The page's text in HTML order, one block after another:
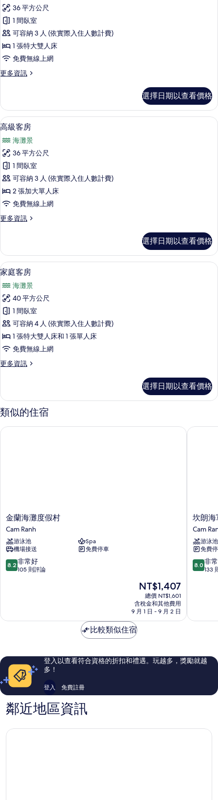
選
條
件
品
客
房
的
有
片
36 平方公尺
1 間臥室
可容納 3 人 (依實際入住人數計費)
1 張特大雙人床
免費無線上網
更多資訊
更
客
房
的
情
選擇日期以查看價格
顯
高
級
客
房
的
有
片
高級客房 | 1 間臥室、高級寢具、羽絨
15
高級客房
海灘景
36 平方公尺
1 間臥室
可容納 3 人 (依實際入住人數計費)
2 張加大單人床
免費無線上網
更多資訊
更
客
房
的
詳
情
選擇日期以查看價格
顯
示
家
庭
客
房
的
有
片
家庭客房 | 1 間臥室、高級寢具、羽絨
6
家庭客房
海灘景
40 平方公尺
1 間臥室
可容納 4 人 (依實際入住人數計費)
1 張特大雙人床和 1 張單人床
免費無線上網
更多資訊
更
客
房
的
情
選擇日期以查看價格
類似的住宿
金
蘭
海
灘
度
假
村
金蘭海灘度假村
Cam Ranh
游泳池
Spa
機場接送
免費停車
8.2
分，
常
評
論
8.2 非常好
105 則評論
現
價
格
為
NT$1,407
總價 NT$1,601
含稅金和其他費用
9 月 1 日 - 9 月 2 日
金蘭海灘度假村
坎
朗
海
軍
飯
店
Cam
坎朗海
Cam
游泳池
免費
8.0
分，
常
評
論
8.0 非
133
坎朗海
比較類似住宿
登入以查看符合資格的折扣和禮遇。玩越多，獎勵就越
多！
登入 免費註冊
鄰近地區資訊